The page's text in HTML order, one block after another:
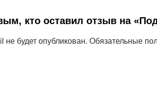
кто оставил отзыв на
не будет опубликован. Обязательные